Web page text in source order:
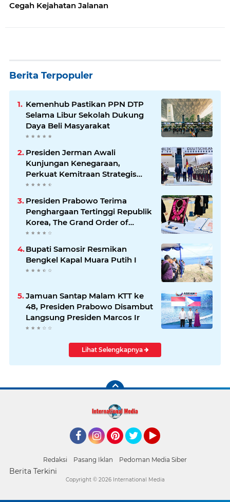
Cegah Kejahatan Jalanan
Berita Terpopuler
Kemenhub Pastikan PPN DTP
Selama Libur Sekolah Dukung
Daya Beli Masyarakat
Presiden Jerman Awali
Kunjungan Kenegaraan,
Perkuat Kemitraan Strategis
Indonesia–Jerman
Presiden Prabowo Terima
Penghargaan Tertinggi Republik
Korea, The Grand Order of
Mugunghwa
Bupati Samosir Resmikan
Bengkel Kapal Muara Putih I
Jamuan Santap Malam KTT ke
48, Presiden Prabowo Disambut
Langsung Presiden Marcos Ir
Lihat Selengkapnya
Redaksi Pasang Iklan Pedoman Media Siber
Berita Terkini
Copyright © 2026 International Media